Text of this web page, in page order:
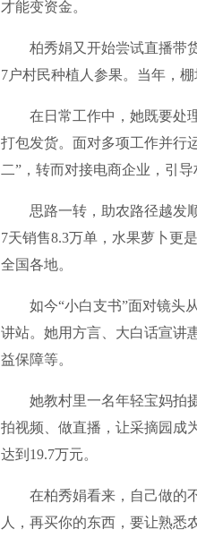
才能变资金。
柏秀娟又开始尝试直播带货
7户村民种植人参果。当年，
在日常工作中，她既要处理
打包发货。面对多项工作并行
二”，转而对接电商企业，引
思路一转，助农路径越发顺
7天销售8.3万单，水果萝卜更
全国各地。
如今“小白支书”面对镜头从
讲站。她用方言、大白话宣讲
益保障等。
她教村里一名年轻宝妈拍摄
拍视频、做直播，让采摘园成
达到19.7万元。
在柏秀娟看来，自己做的不
人，再买你的东西，要让熟悉